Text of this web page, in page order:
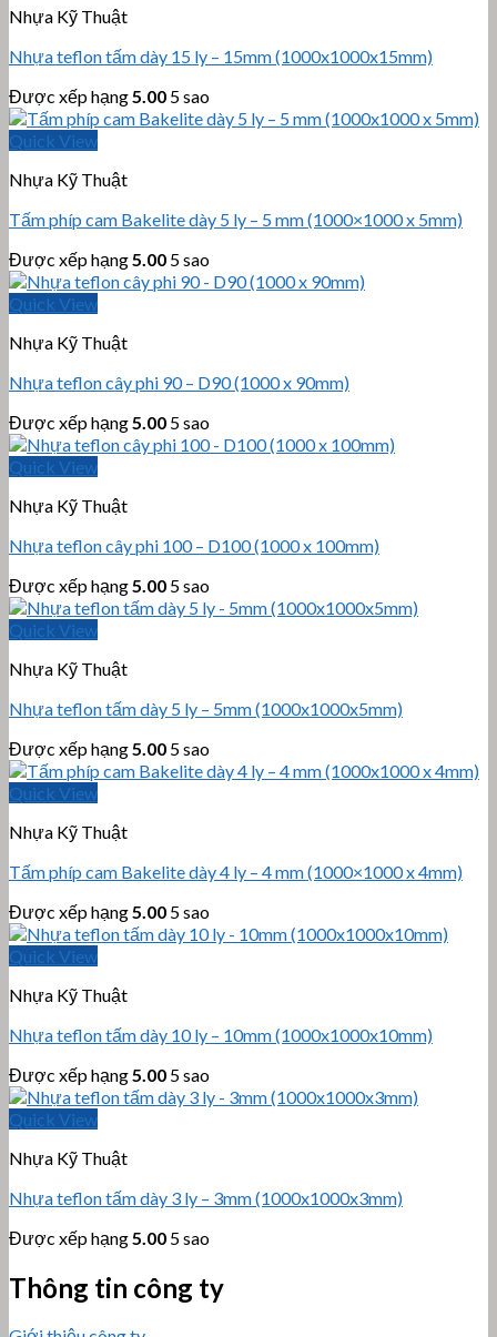
Nhựa Kỹ Thuật
Nhựa teflon tấm dày 15 ly – 15mm (1000x1000x15mm)
Được xếp hạng 5.00 5 sao
Quick View
Nhựa Kỹ Thuật
Tấm phíp cam Bakelite dày 5 ly – 5 mm (1000×1000 x 5mm)
Được xếp hạng 5.00 5 sao
Quick View
Nhựa Kỹ Thuật
Nhựa teflon cây phi 90 – D90 (1000 x 90mm)
Được xếp hạng 5.00 5 sao
Quick View
Nhựa Kỹ Thuật
Nhựa teflon cây phi 100 – D100 (1000 x 100mm)
Được xếp hạng 5.00 5 sao
Quick View
Nhựa Kỹ Thuật
Nhựa teflon tấm dày 5 ly – 5mm (1000x1000x5mm)
Được xếp hạng 5.00 5 sao
Quick View
Nhựa Kỹ Thuật
Tấm phíp cam Bakelite dày 4 ly – 4 mm (1000×1000 x 4mm)
Được xếp hạng 5.00 5 sao
Quick View
Nhựa Kỹ Thuật
Nhựa teflon tấm dày 10 ly – 10mm (1000x1000x10mm)
Được xếp hạng 5.00 5 sao
Quick View
Nhựa Kỹ Thuật
Nhựa teflon tấm dày 3 ly – 3mm (1000x1000x3mm)
Được xếp hạng 5.00 5 sao
Thông tin công ty